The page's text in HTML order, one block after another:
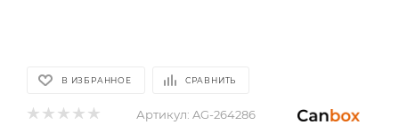
В ИЗБРАННОЕ СРАВНИТЬ
Артикул: AG-264286